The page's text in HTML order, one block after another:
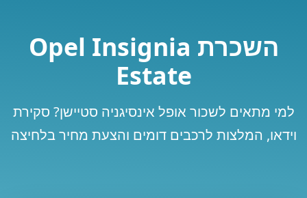
השכרת Opel Insignia
Estate
למי מתאים לשכור אופל אינסיגניה סטיישן? סקירת
וידאו, המלצות לרכבים דומים והצעת מחיר בלחיצה